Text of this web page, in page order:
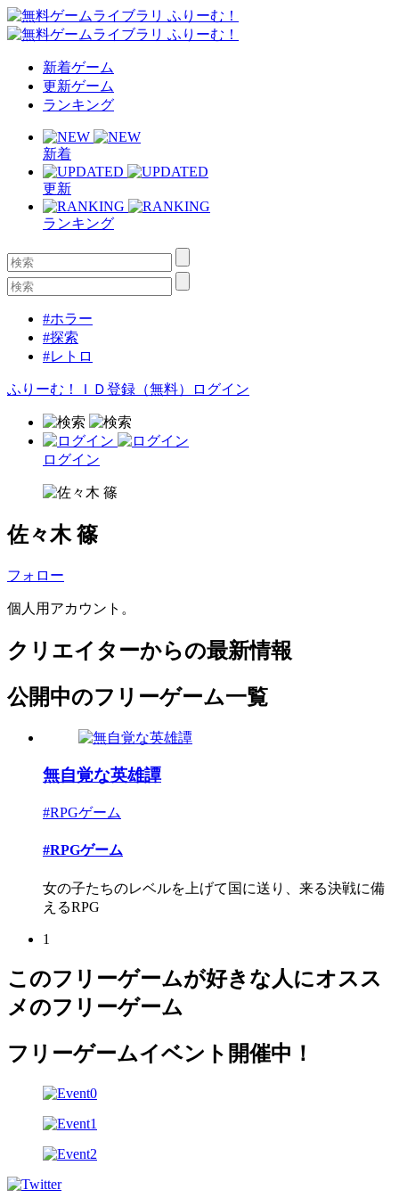
新着ゲーム
更新ゲーム
ランキング
新着
更新
ランキング
#ホラー
#探索
#レトロ
ふりーむ！ＩＤ登録（無料） ログイン
ログイン
佐々木 篠
フォロー
個人用アカウント。
クリエイターからの最新情報
公開中のフリーゲーム一覧
無自覚な英雄譚
#RPGゲーム
#RPGゲーム
女の子たちのレベルを上げて国に送り、来る決戦に備
えるRPG
1
このフリーゲームが好きな人にオスス
メのフリーゲーム
フリーゲームイベント開催中！